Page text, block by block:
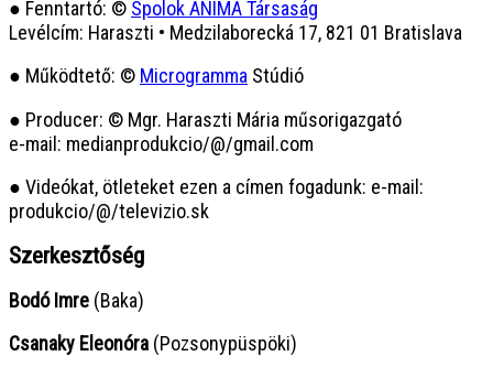
● Fenntartó: © Spolok ANIMA Társaság
Levélcím: Haraszti • Medzilaborecká 17, 821 01 Bratislava
● Működtető: © Microgramma Stúdió
● Producer: © Mgr. Haraszti Mária műsorigazgató
e-mail: medianprodukcio/@/gmail.com
● Videókat, ötleteket ezen a címen fogadunk: e-mail:
produkcio/@/televizio.sk
Szerkesztőség
Bodó Imre (Baka)
Csanaky Eleonóra (Pozsonypüspöki)